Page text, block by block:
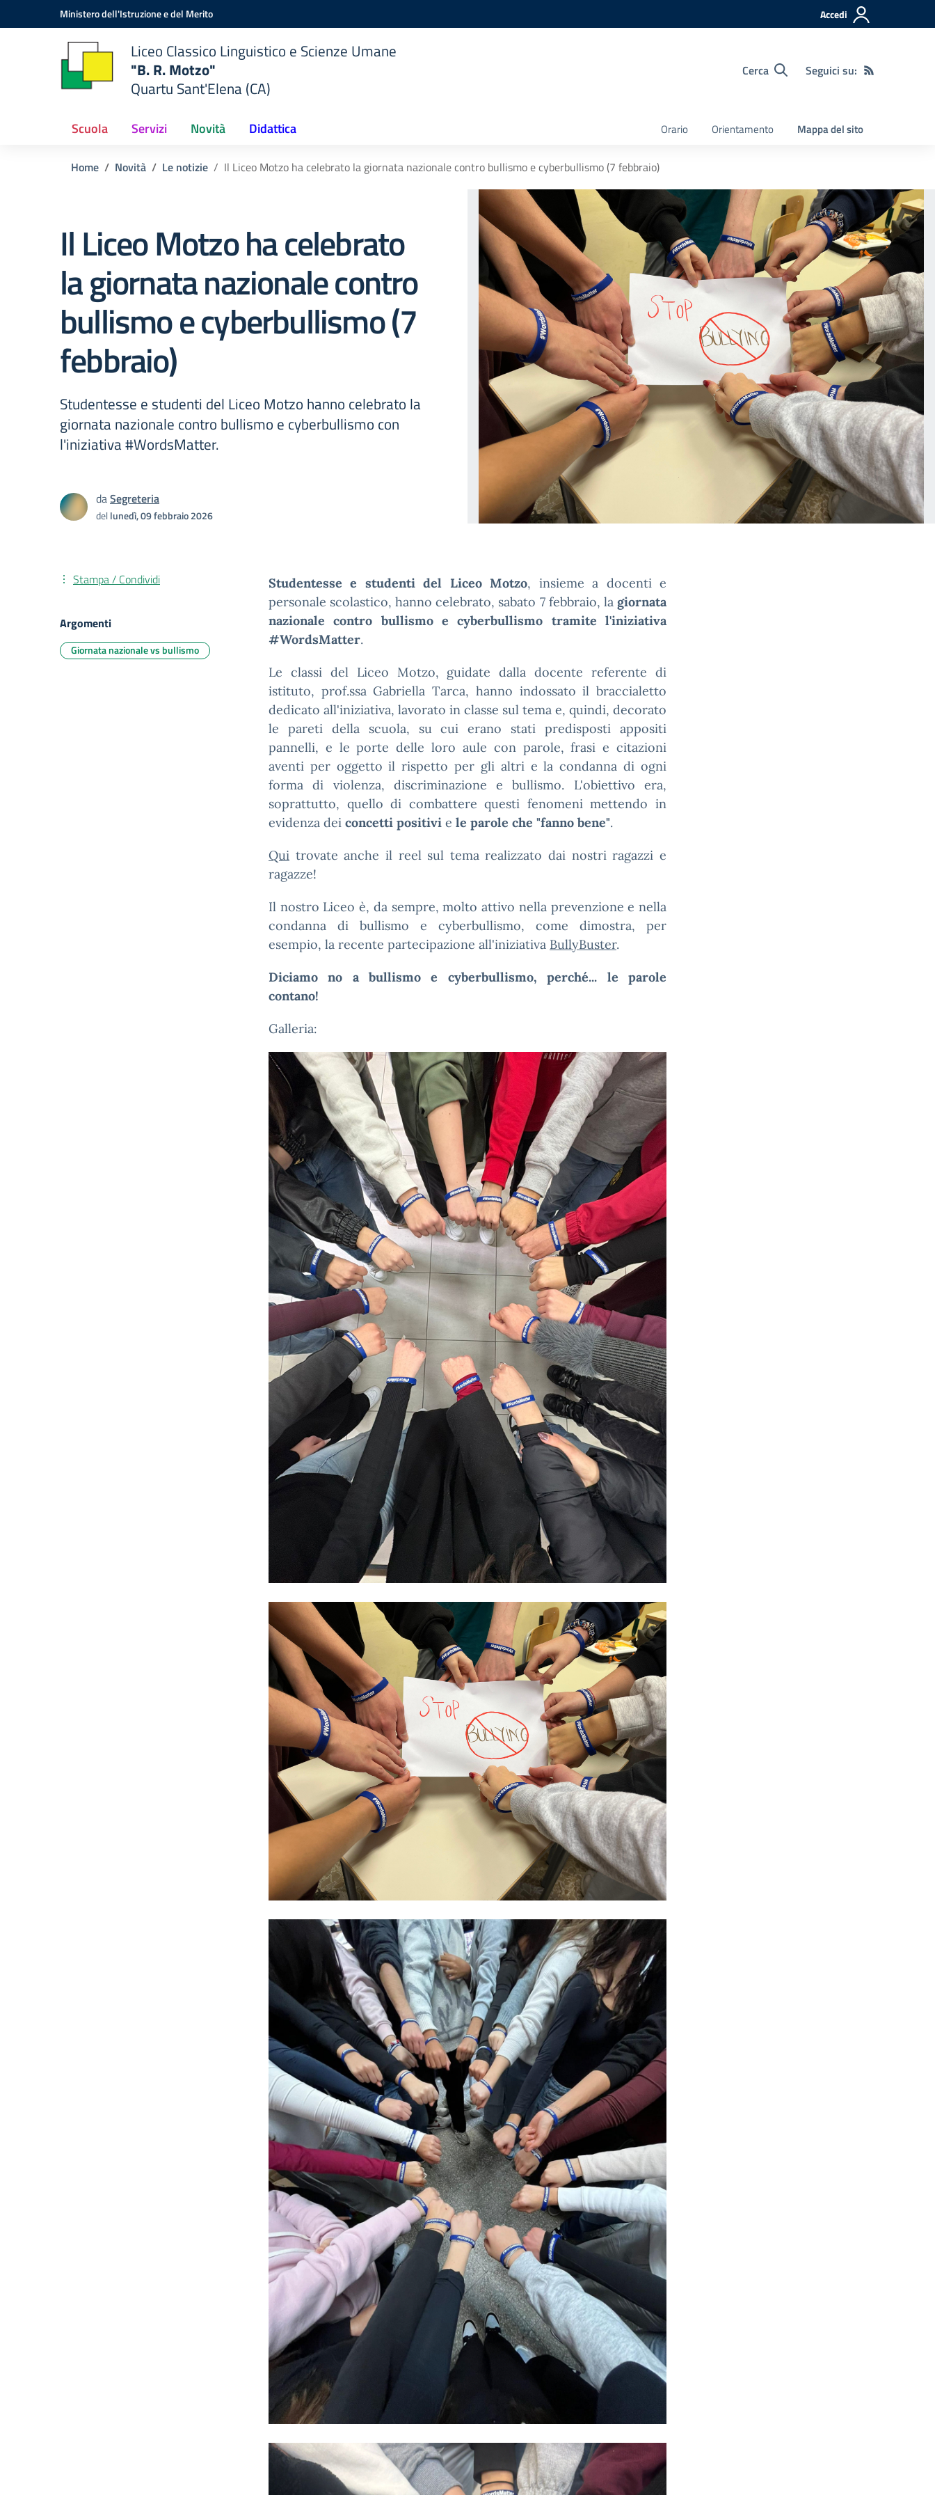
Vai ai contenuti
Vai al menu di navigazioneMinistero dell'Istruzione e del Merito Accedi
Liceo Classico Linguistico e Scienze Umane
"B. R. Motzo"
Quartu Sant'Elena (CA)
Cerca Seguici su:
Scuola Servizi Novità Didattica Orario Orientamento Mappa del sito
Home Novità Le notizie Il Liceo Motzo ha celebrato la giornata nazionale contro bullismo e cyberbullismo (7 febbraio)
Il Liceo Motzo ha celebrato
la giornata nazionale contro
bullismo e cyberbullismo (7
febbraio)
Studentesse e studenti del Liceo Motzo hanno celebrato la
giornata nazionale contro bullismo e cyberbullismo con
l'iniziativa #WordsMatter.
daSegreteria
dellunedì, 09 febbraio 2026
Studentesse e studenti del Liceo Motzo, insieme a docenti e
personale scolastico, hanno celebrato, sabato 7 febbraio, la giornata
nazionale contro bullismo e cyberbullismo tramite l'iniziativa
#WordsMatter.
Le classi del Liceo Motzo, guidate dalla docente referente di
istituto, prof.ssa Gabriella Tarca, hanno indossato il braccialetto
dedicato all'iniziativa, lavorato in classe sul tema e, quindi, decorato
le pareti della scuola, su cui erano stati predisposti appositi
pannelli, e le porte delle loro aule con parole, frasi e citazioni
aventi per oggetto il rispetto per gli altri e la condanna di ogni
forma di violenza, discriminazione e bullismo. L'obiettivo era,
soprattutto, quello di combattere questi fenomeni mettendo in
evidenza dei concetti positivi e le parole che "fanno bene".
Qui trovate anche il reel sul tema realizzato dai nostri ragazzi e
ragazze!
Il nostro Liceo è, da sempre, molto attivo nella prevenzione e nella
condanna di bullismo e cyberbullismo, come dimostra, per
esempio, la recente partecipazione all'iniziativa BullyBuster.
Diciamo no a bullismo e cyberbullismo, perché... le parole
contano!
Galleria:
Stampa / Condividi
Argomenti
Giornata nazionale vs bullismo